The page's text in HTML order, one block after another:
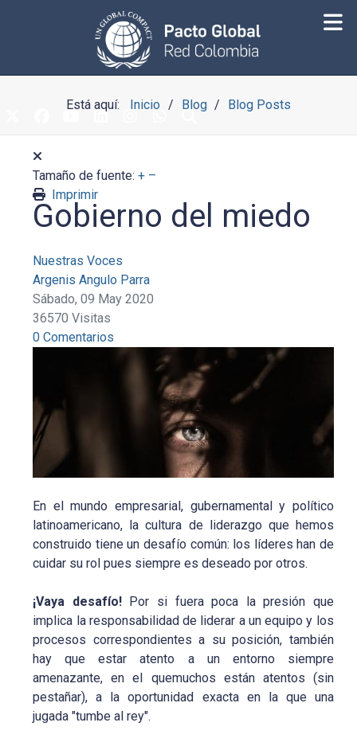
Está aquí: Inicio Blog Blog Posts
Tamaño de fuente: + –
Imprimir
Gobierno del miedo
Nuestras Voces
Argenis Angulo Parra
Sábado, 09 May 2020
36570 Visitas
0 Comentarios
En el mundo empresarial, gubernamental y político
latinoamericano, la cultura de liderazgo que hemos
construido tiene un desafío común: los líderes han de
cuidar su rol pues siempre es deseado por otros.
¡Vaya desafío!Por si fuera poca la presión que
implica la responsabilidad de liderar a un equipo y los
procesos correspondientes a su posición, también
hay que estar atento a un entorno siempre
amenazante, en el quemuchos están atentos (sin
pestañar), a la oportunidad exacta en la que una
jugada "tumbe al rey".